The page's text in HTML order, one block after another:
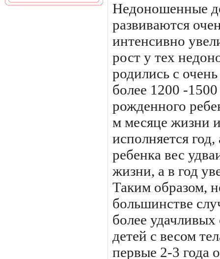
Недоношенные
развиваются
интенсивно
рост у тех
роди­лись с
более 1200 -
рожденного
м месяце жизни
ис­полняется
ребенка вес
жизни, а в год
Таким образом,
боль­шинстве
более удачливых
детей с весом
первые 2-3 года